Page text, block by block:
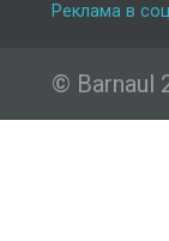
Реклама в
© Barnaul